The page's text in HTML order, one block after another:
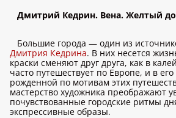
Дмитрий Кедрин. Вена. Желтый
Большие города — один из
Дмитрия Кедрина. В них несется
краски сменяют друг друга, как в
часто путешествует по Европе, и в
рожденной по мотивам этих
мастерство художника преображают
почувствованные городские ритмы
экспрессивные образы.